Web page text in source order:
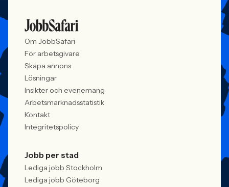
Om JobbSafari
För arbetsgivare
Skapa annons
Lösningar
Insikter och evenemang
Arbetsmarknadsstatistik
Kontakt
Integritetspolicy
Jobb per stad
Lediga jobb Stockholm
Lediga jobb Göteborg